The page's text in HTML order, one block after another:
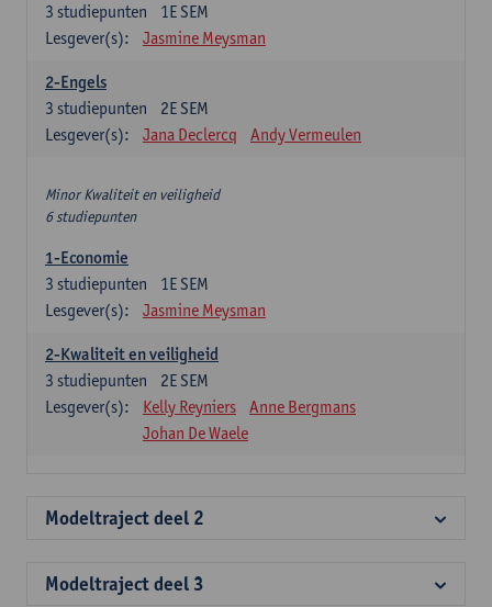
1E SEM
3 studiepunten
Lesgever(s):
Jasmine Meysman
2-Engels
2E SEM
3 studiepunten
Lesgever(s):
Jana Declercq Andy Vermeulen
Minor Kwaliteit en veiligheid
6 studiepunten
1-Economie
1E SEM
3 studiepunten
Lesgever(s):
Jasmine Meysman
2-Kwaliteit en veiligheid
2E SEM
3 studiepunten
Lesgever(s):
Kelly Reyniers
Anne Bergmans
Johan De Waele
Modeltraject deel 2
Modeltraject deel 3